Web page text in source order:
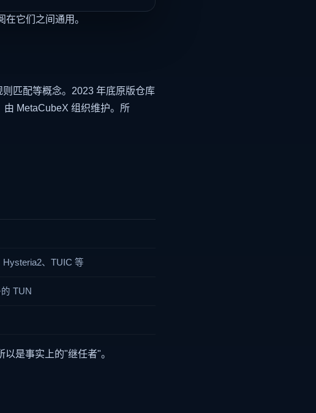
它们之间通用。
匹配等概念。2023 年底原版仓库
由 MetaCubeX 组织维护。所
、TUIC 等
TUN
是事实上的"继任者"。